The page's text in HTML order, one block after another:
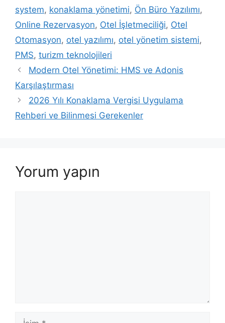
system, konaklama yönetimi, Ön Büro Yazılımı,
Online Rezervasyon, Otel İşletmeciliği, Otel
Otomasyon, otel yazılımı, otel yönetim sistemi,
PMS, turizm teknolojileri
Modern Otel Yönetimi: HMS ve Adonis
Karşılaştırması
2026 Yılı Konaklama Vergisi Uygulama
Rehberi ve Bilinmesi Gerekenler
Yorum yapın
İsim